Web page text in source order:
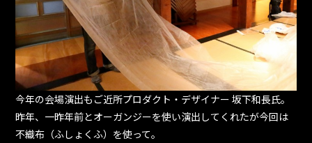
今年の会場演出もご近所プロダクト・デザイナー 坂下和長氏。
昨年、一昨年前とオーガンジーを使い演出してくれたが今回は
不織布（ふしょくふ）を使って。